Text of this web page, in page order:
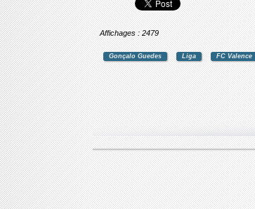
Affichages : 2479
Gonçalo Guedes Liga FC Valence